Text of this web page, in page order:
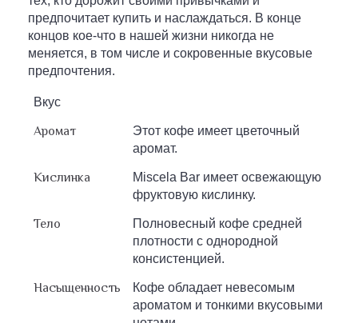
предпочитает купить и наслаждаться. В конце
концов кое-что в нашей жизни никогда не
меняется, в том числе и сокровенные вкусовые
предпочтения.
Вкус
Аромат
Этот кофе имеет цветочный
аромат.
Кислинка
Miscela Bar имеет освежающую
фруктовую кислинку.
Тело
Полновесный кофе средней
плотности c однородной
консистенцией.
Насыщенность
Кофе обладает невесомым
ароматом и тонкими вкусовыми